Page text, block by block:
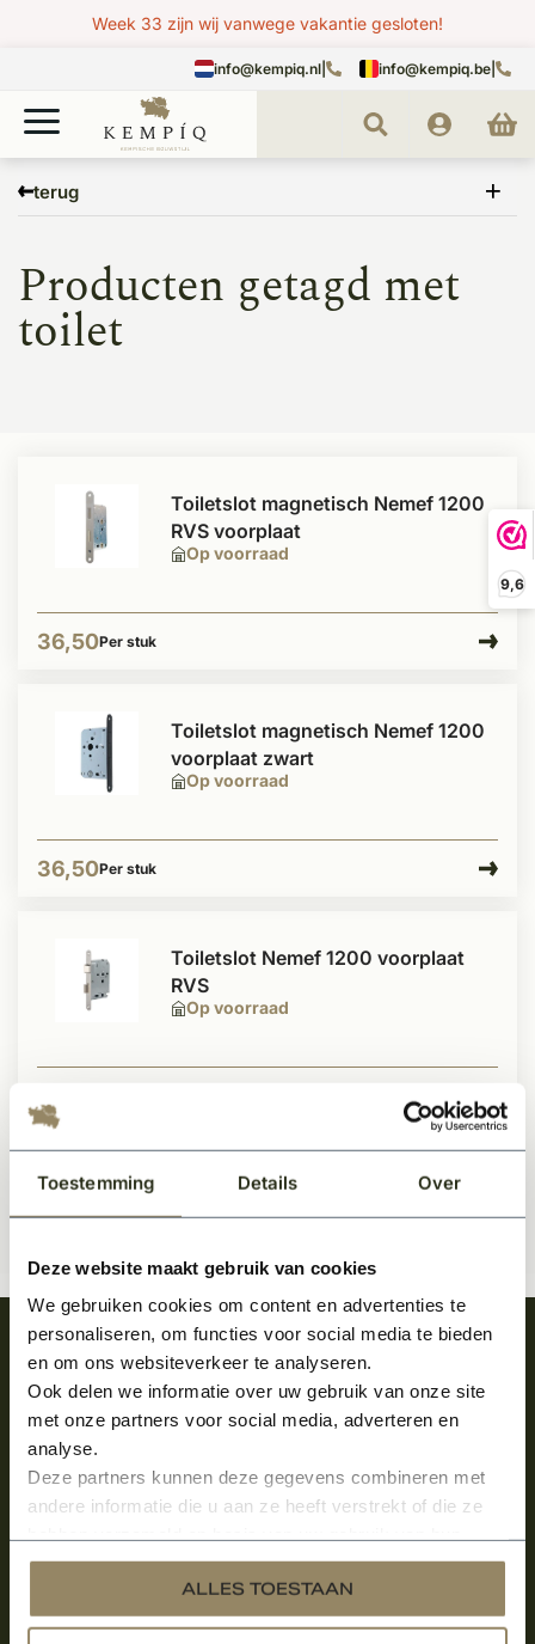
Toestemming Details Over
Deze website maakt gebruik van cookies
We gebruiken cookies om content en advertenties te
personaliseren, om functies voor social media te bieden
en om ons websiteverkeer te analyseren.
Ook delen we informatie over uw gebruik van onze site
met onze partners voor social media, adverteren en
analyse.
Deze partners kunnen deze gegevens combineren met
andere informatie die u aan ze heeft verstrekt of die ze
services.
ALLES TOESTAAN
9,6
Week 33 zijn wij vanwege vakantie gesloten!
info@kempiq.nl info@kempiq.be
terug
toilet
Producten getagd met
toilet
Op voorraad
Toiletslot magnetisch Nemef 1200
RVS voorplaat
36,50Per stuk
Op voorraad
Toiletslot magnetisch Nemef 1200
voorplaat zwart
36,50Per stuk
Op voorraad
Toiletslot Nemef 1200 voorplaat
RVS
Meld je aan en ontvang het laatste nieuws
over onze kempische bouwstijl!
Aanmelden voor de nieuwsbrief